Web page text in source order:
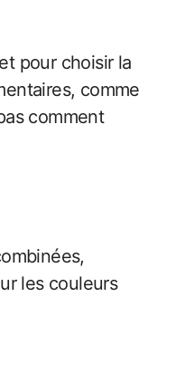
pour choisir la
comme
comment
les couleurs